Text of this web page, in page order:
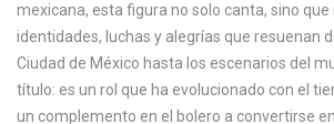
mexicana, esta figura no solo canta, sino
identidades, luchas y alegrías que resuenan
Ciudad de México hasta los escenarios del
título: es un rol que ha evolucionado con el
un complemento en el bolero a convertirse